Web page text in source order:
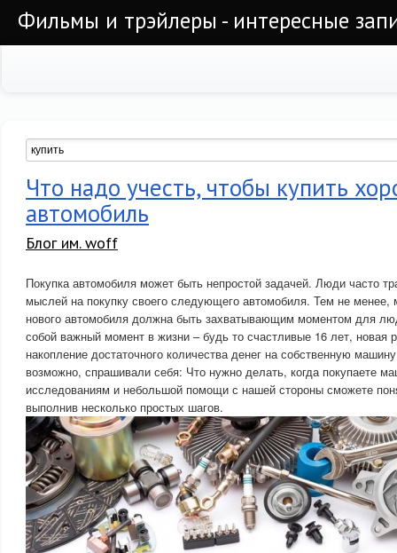
Фильмы и трэйлеры - интересные
Что надо учесть, чтобы купить
автомобиль
Блог им. woff
Покупка автомобиля может быть непростой задачей. Люди часто
мыслей на покупку своего следующего автомобиля. Тем не менее,
нового автомобиля должна быть захватывающим моментом для
собой важный момент в жизни – будь то счастливые 16 лет, новая
накопление достаточного количества денег на собственную
возможно, спрашивали себя: Что нужно делать, когда покупаете
исследованиям и небольшой помощи с нашей стороны сможете
выполнив несколько простых шагов.